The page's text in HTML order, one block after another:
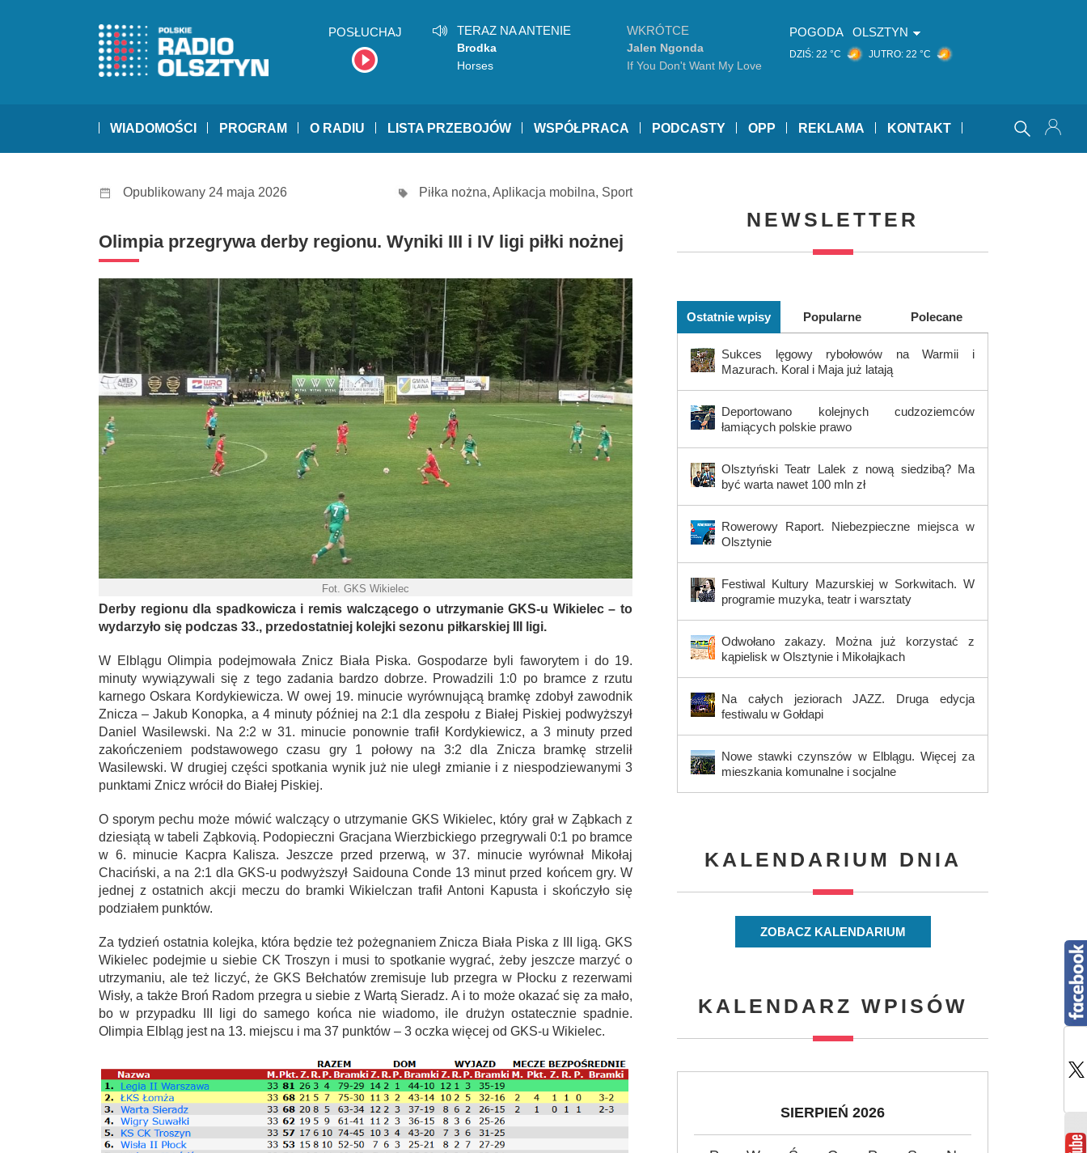
POSŁUCHAJ TERAZ NA ANTENIE
Brodka
Horses
WKRÓTCE
Jalen Ngonda
If You Don't Want My Love
POGODA OLSZTYN
DZIŚ: 22 °C JUTRO: 22 °C
WIADOMOŚCI PROGRAM O RADIU LISTA PRZEBOJÓW WSPÓŁPRACA PODCASTY OPP REKLAMA KONTAKT
Opublikowany 24 maja 2026 Piłka nożna, Aplikacja mobilna, Sport
Olimpia przegrywa derby regionu. Wyniki III i IV ligi piłki nożnej
Fot. GKS Wikielec
Derby regionu dla spadkowicza i remis walczącego o utrzymanie GKS-u Wikielec – to
wydarzyło się podczas 33., przedostatniej kolejki sezonu piłkarskiej III ligi.
W Elblągu Olimpia podejmowała Znicz Biała Piska. Gospodarze byli faworytem i do 19.
minuty wywiązywali się z tego zadania bardzo dobrze. Prowadzili 1:0 po bramce z rzutu
karnego Oskara Kordykiewicza. W owej 19. minucie wyrównującą bramkę zdobył zawodnik
Znicza – Jakub Konopka, a 4 minuty później na 2:1 dla zespołu z Białej Piskiej podwyższył
Daniel Wasilewski. Na 2:2 w 31. minucie ponownie trafił Kordykiewicz, a 3 minuty przed
zakończeniem podstawowego czasu gry 1 połowy na 3:2 dla Znicza bramkę strzelił
Wasilewski. W drugiej części spotkania wynik już nie uległ zmianie i z niespodziewanymi 3
punktami Znicz wrócił do Białej Piskiej.
O sporym pechu może mówić walczący o utrzymanie GKS Wikielec, który grał w Ząbkach z
dziesiątą w tabeli Ząbkovią. Podopieczni Gracjana Wierzbickiego przegrywali 0:1 po bramce
w 6. minucie Kacpra Kalisza. Jeszcze przed przerwą, w 37. minucie wyrównał Mikołaj
Chaciński, a na 2:1 dla GKS-u podwyższył Saidouna Conde 13 minut przed końcem gry. W
jednej z ostatnich akcji meczu do bramki Wikielczan trafił Antoni Kapusta i skończyło się
podziałem punktów.
Za tydzień ostatnia kolejka, która będzie też pożegnaniem Znicza Biała Piska z III ligą. GKS
Wikielec podejmie u siebie CK Troszyn i musi to spotkanie wygrać, żeby jeszcze marzyć o
utrzymaniu, ale też liczyć, że GKS Bełchatów zremisuje lub przegra w Płocku z rezerwami
Wisły, a także Broń Radom przegra u siebie z Wartą Sieradz. A i to może okazać się za mało,
bo w przypadku III ligi do samego końca nie wiadomo, ile drużyn ostatecznie spadnie.
Olimpia Elbląg jest na 13. miejscu i ma 37 punktów – 3 oczka więcej od GKS-u Wikielec.
NEWSLETTER
Ostatnie wpisy Popularne Polecane
Sukces lęgowy rybołowów na Warmii i
Mazurach. Koral i Maja już latają
Deportowano kolejnych cudzoziemców
łamiących polskie prawo
Olsztyński Teatr Lalek z nową siedzibą? Ma
być warta nawet 100 mln zł
Rowerowy Raport. Niebezpieczne miejsca w
Olsztynie
Festiwal Kultury Mazurskiej w Sorkwitach. W
programie muzyka, teatr i warsztaty
Odwołano zakazy. Można już korzystać z
kąpielisk w Olsztynie i Mikołajkach
Na całych jeziorach JAZZ. Druga edycja
festiwalu w Gołdapi
Nowe stawki czynszów w Elblągu. Więcej za
mieszkania komunalne i socjalne
KALENDARIUM DNIA
ZOBACZ KALENDARIUM
KALENDARZ WPISÓW
SIERPIEŃ 2026